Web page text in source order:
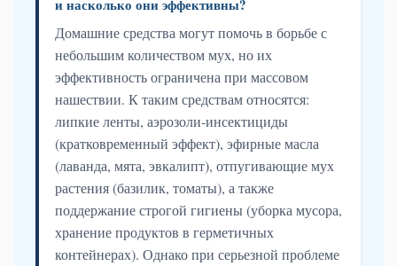
и насколько они эффективны?
Домашние средства могут помочь в борьбе с
небольшим количеством мух, но их
эффективность ограничена при массовом
нашествии. К таким средствам относятся:
липкие ленты, аэрозоли-инсектициды
(кратковременный эффект), эфирные масла
(лаванда, мята, эвкалипт), отпугивающие мух
растения (базилик, томаты), а также
поддержание строгой гигиены (уборка мусора,
хранение продуктов в герметичных
контейнерах). Однако при серьезной проблеме